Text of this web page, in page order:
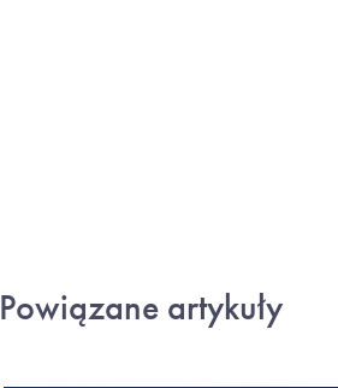
Powiązane artykuły